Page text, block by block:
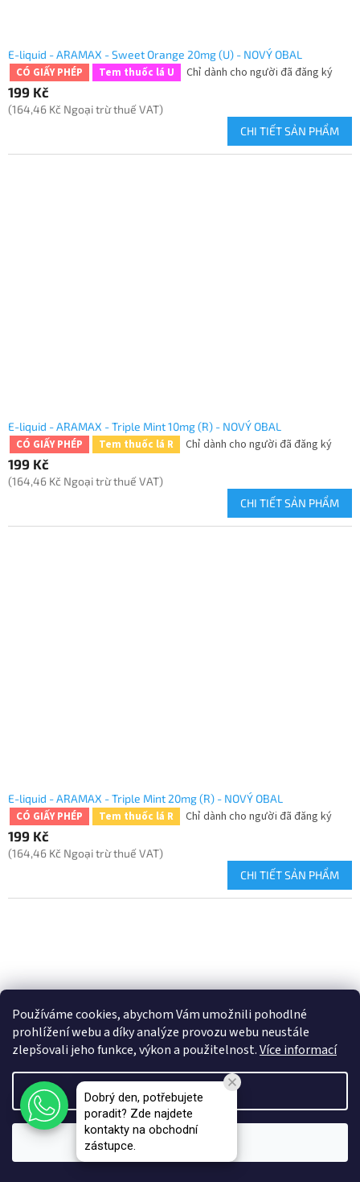
Používáme cookies, abychom Vám umožnili pohodlné
prohlížení webu a díky analýze provozu webu neustále
zlepšovali jeho funkce, výkon a použitelnost.Více informací
Điều chỉnh
E-liquid - ARAMAX - Sweet Orange 20mg (U) - NOVÝ OBAL
CÓ GIẤY PHÉP Tem thuốc lá U
Chỉ dành cho người đã đăng ký
199 Kč
(164,46 Kč Ngoại trừ thuế VAT)
CHI TIẾT SẢN PHẨM
E-liquid - ARAMAX - Triple Mint 10mg (R) - NOVÝ OBAL
CÓ GIẤY PHÉP Tem thuốc lá R
Chỉ dành cho người đã đăng ký
199 Kč
(164,46 Kč Ngoại trừ thuế VAT)
CHI TIẾT SẢN PHẨM
E-liquid - ARAMAX - Triple Mint 20mg (R) - NOVÝ OBAL
CÓ GIẤY PHÉP Tem thuốc lá R
Chỉ dành cho người đã đăng ký
199 Kč
(164,46 Kč Ngoại trừ thuế VAT)
CHI TIẾT SẢN PHẨM
Dobrý den, potřebujete
poradit? Zde najdete
kontakty na obchodní
zástupce.